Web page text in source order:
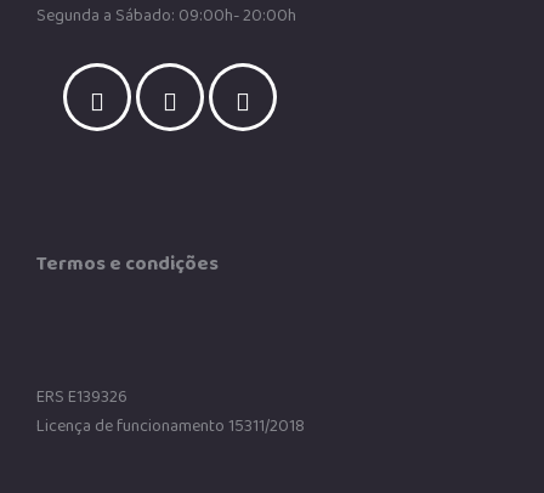
Segunda a Sábado: 09:00h- 20:00h
Termos e condições
ERS E139326
Licença de funcionamento 15311/2018